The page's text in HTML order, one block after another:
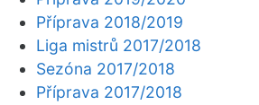
Příprava 2018/2019
Liga mistrů 2017/2018
Sezóna 2017/2018
Příprava 2017/2018